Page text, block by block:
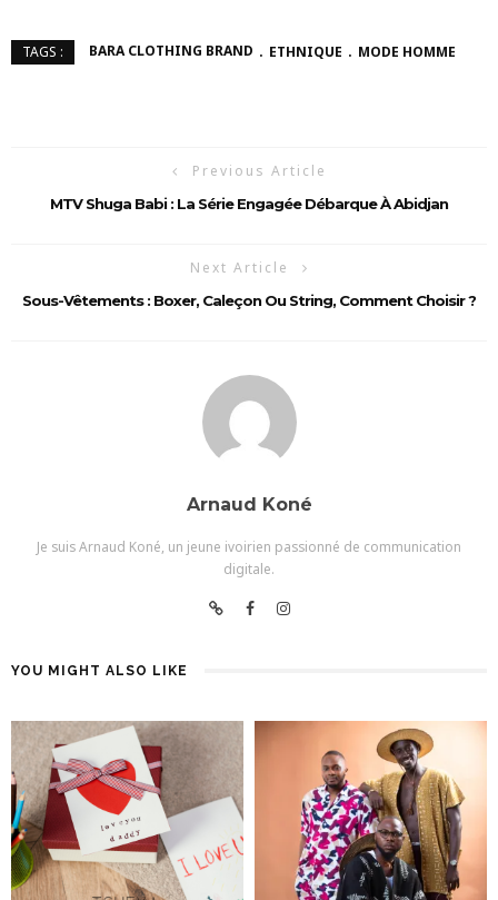
TAGS : BARA CLOTHING BRAND ETHNIQUE MODE HOMME
Previous Article
MTV Shuga Babi : La Série Engagée Débarque À Abidjan
Next Article
Sous-Vêtements : Boxer, Caleçon Ou String, Comment Choisir ?
Arnaud Koné
Je suis Arnaud Koné, un jeune ivoirien passionné de communication
digitale.
YOU MIGHT ALSO LIKE